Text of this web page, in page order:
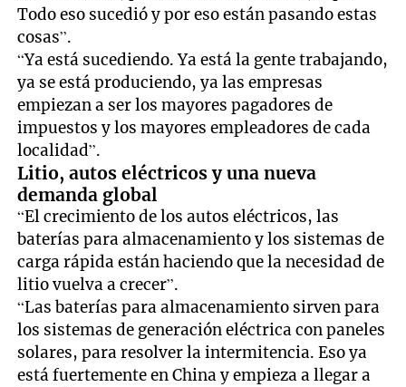
Todo eso sucedió y por eso están pasando estas
cosas”.
“Ya está sucediendo. Ya está la gente trabajando,
ya se está produciendo, ya las empresas
empiezan a ser los mayores pagadores de
impuestos y los mayores empleadores de cada
localidad”.
Litio, autos eléctricos y una nueva
demanda global
“El crecimiento de los autos eléctricos, las
baterías para almacenamiento y los sistemas de
carga rápida están haciendo que la necesidad de
litio vuelva a crecer”.
“Las baterías para almacenamiento sirven para
los sistemas de generación eléctrica con paneles
solares, para resolver la intermitencia. Eso ya
está fuertemente en China y empieza a llegar a